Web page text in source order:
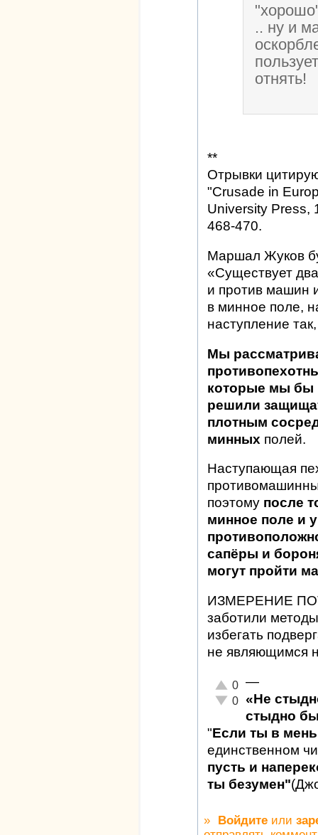
.. ну и
отнять!
**
Отрывки
"Crusade in
University Press,
468-470.
Маршал Жуков
«Существует
и против машин
в минное поле,
наступление
Мы
которые мы бы
решили
плотным
минных полей.
Наступающая
поэтому после
минное поле и
сапёры и
могут пройти
ИЗМЕРЕНИЕ
заботили
избегать
не являющимся
Отлично!
0
Неадекватно!
0
—
«Не
стыдно
"Если ты в
единственном
пусть и
ты безумен"
» Войдите или